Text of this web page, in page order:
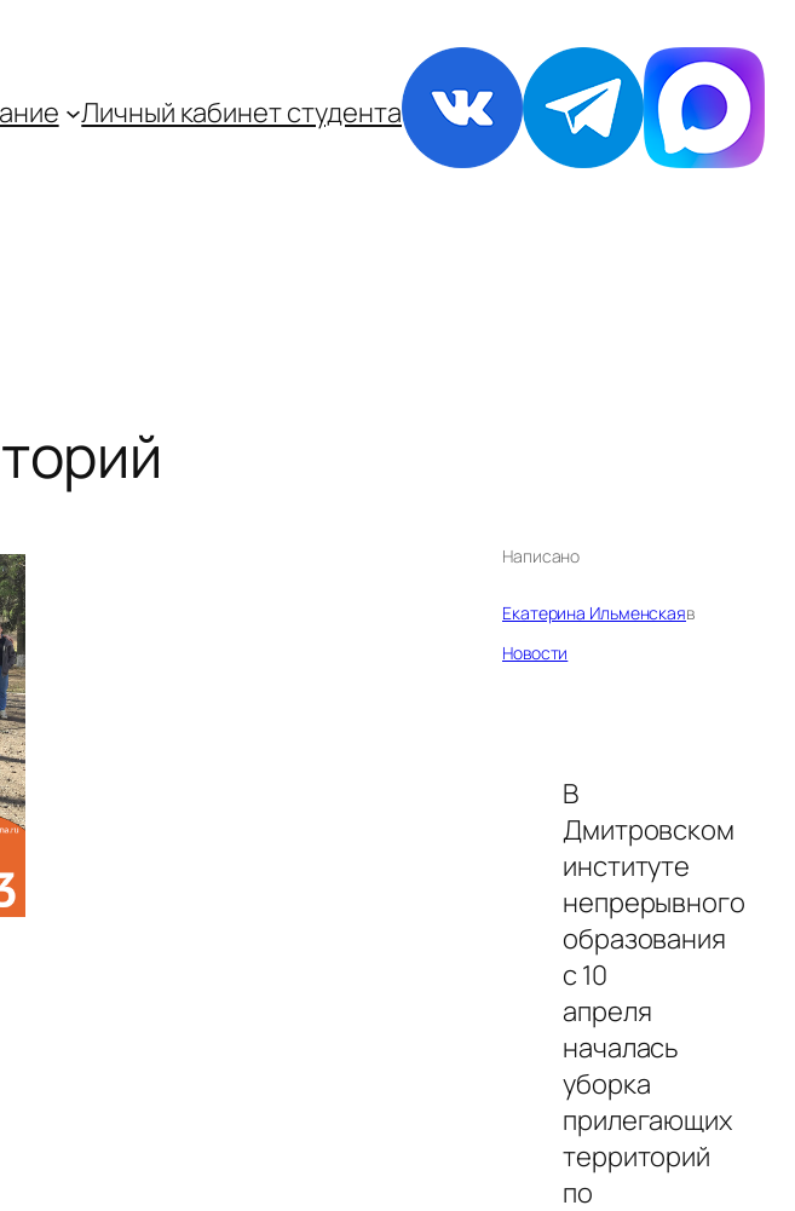
Личный кабинет студента
Написано
Екатерина Ильменскаяв
Новости
В
Дмитровском
институте
непрерывного
образования
с 10
апреля
началась
уборка
прилегающих
территорий
по